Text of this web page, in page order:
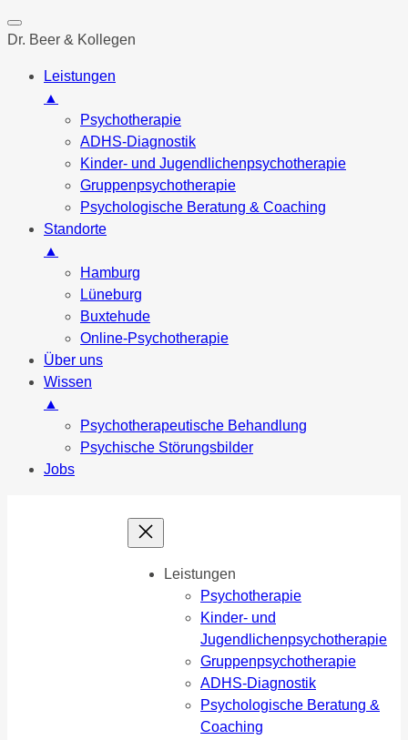
Dr. Beer & Kollegen
Leistungen
▲
Psychotherapie
ADHS-Diagnostik
Kinder- und Jugendlichenpsychotherapie
Gruppenpsychotherapie
Psychologische Beratung & Coaching
Standorte
▲
Hamburg
Lüneburg
Buxtehude
Online-Psychotherapie
Über uns
Wissen
▲
Psychotherapeutische Behandlung
Psychische Störungsbilder
Jobs
Leistungen
Psychotherapie
Kinder- und
Jugendlichenpsychotherapie
Gruppenpsychotherapie
ADHS-Diagnostik
Psychologische Beratung &
Coaching